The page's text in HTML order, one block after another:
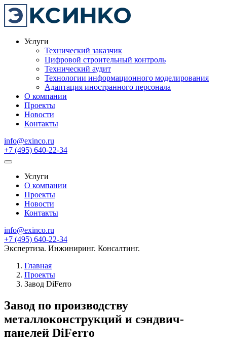
Услуги
Технический заказчик
Цифровой строительный контроль
Технический аудит
Технологии информационного моделирования
Адаптация иностранного персонала
О компании
Проекты
Новости
Контакты
info@exinco.ru
+7 (495) 640-22-34
Услуги
О компании
Проекты
Новости
Контакты
info@exinco.ru
+7 (495) 640-22-34
Экспертиза. Инжиниринг. Консалтинг.
Главная
Проекты
Завод DiFerro
Завод по производству
металлоконструкций и сэндвич-
панелей DiFerro